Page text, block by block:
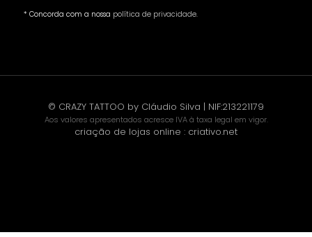
* Concorda com a nossa política de privacidade.
© CRAZY TATTOO by Cláudio Silva | NIF:213221179
Aos valores apresentados acresce IVA à taxa legal em vigor.
criação de lojas online : criativo.net